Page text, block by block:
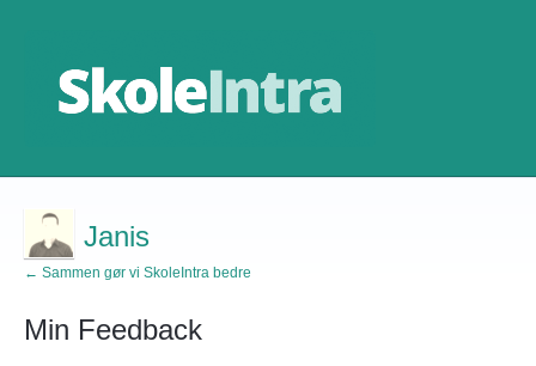
Janis
← Sammen gør vi SkoleIntra bedre
Min Feedback